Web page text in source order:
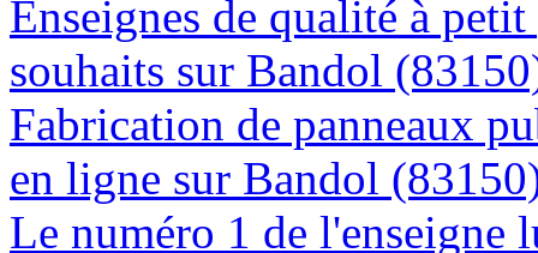
Enseignes de qualité à
souhaits sur Bandol
Fabrication de panneaux
en ligne sur Bandol
Le numéro 1 de l'enseigne